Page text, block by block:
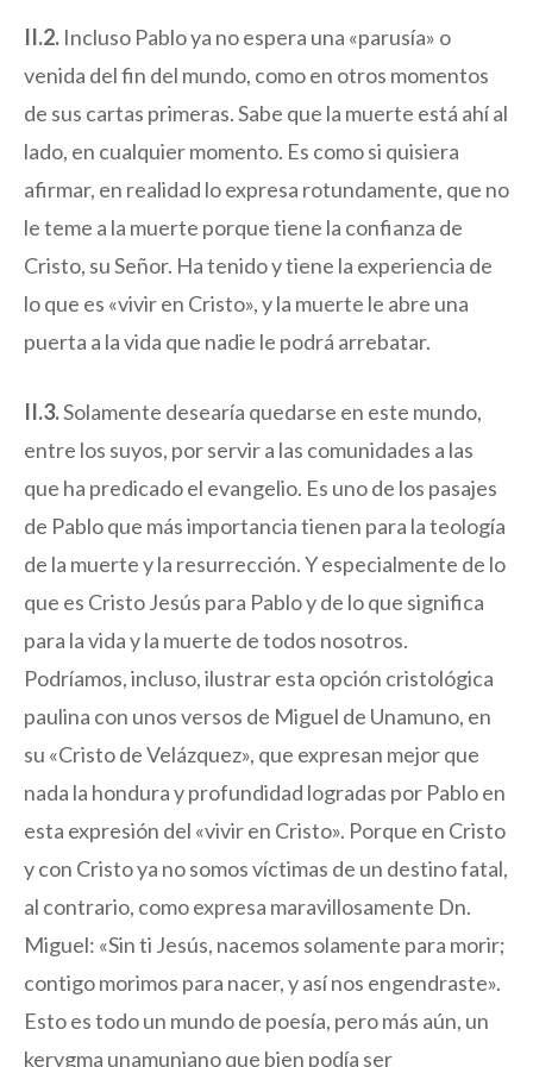
II.2. Incluso Pablo ya no espera una «parusía» o
venida del fin del mundo, como en otros momentos
de sus cartas primeras. Sabe que la muerte está ahí al
lado, en cualquier momento. Es como si quisiera
afirmar, en realidad lo expresa rotundamente, que no
le teme a la muerte porque tiene la confianza de
Cristo, su Señor. Ha tenido y tiene la experiencia de
lo que es «vivir en Cristo», y la muerte le abre una
puerta a la vida que nadie le podrá arrebatar.
II.3.Solamente desearía quedarse en este mundo,
entre los suyos, por servir a las comunidades a las
que ha predicado el evangelio. Es uno de los pasajes
de Pablo que más importancia tienen para la teología
de la muerte y la resurrección. Y especialmente de lo
que es Cristo Jesús para Pablo y de lo que significa
para la vida y la muerte de todos nosotros.
Podríamos, incluso, ilustrar esta opción cristológica
paulina con unos versos de Miguel de Unamuno, en
su «Cristo de Velázquez», que expresan mejor que
nada la hondura y profundidad logradas por Pablo en
esta expresión del «vivir en Cristo». Porque en Cristo
y con Cristo ya no somos víctimas de un destino fatal,
al contrario, como expresa maravillosamente Dn.
Miguel: «Sin ti Jesús, nacemos solamente para morir;
contigo morimos para nacer, y así nos engendraste».
Esto es todo un mundo de poesía, pero más aún, un
kerygma unamuniano que bien podía ser